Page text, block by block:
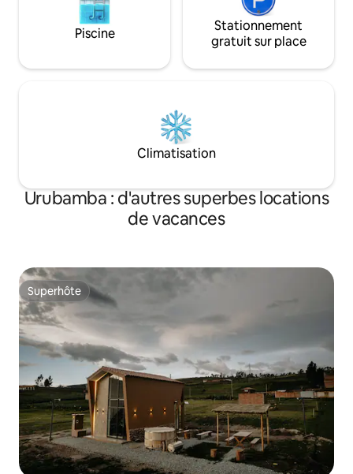
Piscine
Stationnement
gratuit sur place
Climatisation
Urubamba : d'autres superbes locations
de vacances
Superhôte
Superhôte